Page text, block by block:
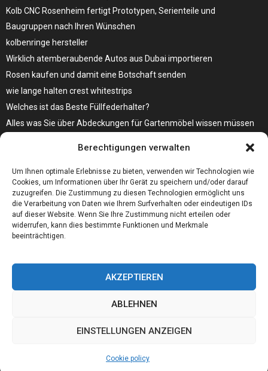
Berechtigungen verwalten
Um Ihnen optimale Erlebnisse zu bieten, verwenden wir Technologien wie
Cookies, um Informationen über Ihr Gerät zu speichern und/oder darauf
zuzugreifen. Die Zustimmung zu diesen Technologien ermöglicht uns
die Verarbeitung von Daten wie Ihrem Surfverhalten oder eindeutigen IDs
auf dieser Website. Wenn Sie Ihre Zustimmung nicht erteilen oder
widerrufen, kann dies bestimmte Funktionen und Merkmale
beeinträchtigen.
AKZEPTIEREN
ABLEHNEN
EINSTELLUNGEN ANZEIGEN
Cookie policy
Kolb CNC Rosenheim fertigt Prototypen, Serienteile und
Baugruppen nach Ihren Wünschen
kolbenringe hersteller
Wirklich atemberaubende Autos aus Dubai importieren
Rosen kaufen und damit eine Botschaft senden
wie lange halten crest whitestrips
Welches ist das Beste Füllfederhalter?
Alles was Sie über Abdeckungen für Gartenmöbel wissen müssen
Bare Metal Server?
Contact